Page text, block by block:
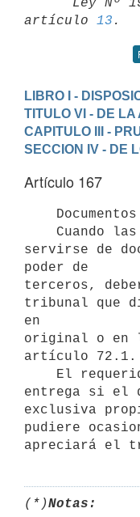
artículo 13
LIBRO I -
TITULO VI - DE
CAPITULO III -
SECCION IV - DE
Artículo 167
servirse de
poder de
terceros,
tribunal que
en
original o en
artículo 72.1.
entrega si el
exclusiva
pudiere
(*)Notas: